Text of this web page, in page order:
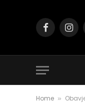
Facebook
Home »